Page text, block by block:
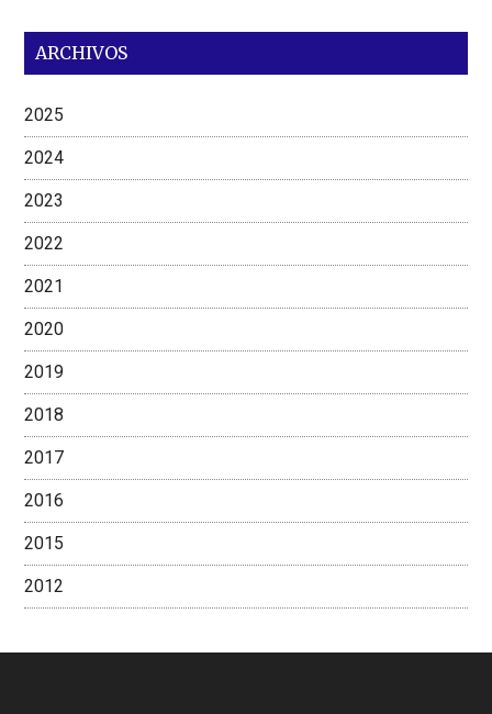
ARCHIVOS
2025
2024
2023
2022
2021
2020
2019
2018
2017
2016
2015
2012